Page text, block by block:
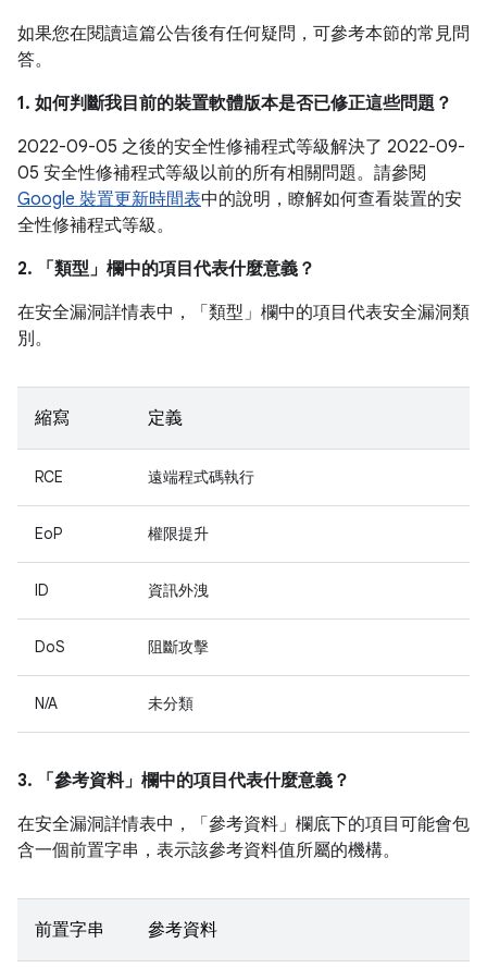
如果您在閱讀這篇公告後有任何疑問，可參考本節的常見問
答。
1. 如何判斷我目前的裝置軟體版本是否已修正這些問題？
2022-09-05 之後的安全性修補程式等級解決了 2022-09-
05 安全性修補程式等級以前的所有相關問題。請參閱
Google 裝置更新時間表中的說明，瞭解如何查看裝置的安
全性修補程式等級。
2. 「類型」 欄中的項目代表什麼意義？
在安全漏洞詳情表中，「類型」 欄中的項目代表安全漏洞類
別。
縮寫 定義
RCE 遠端程式碼執行
EoP 權限提升
ID 資訊外洩
DoS 阻斷攻擊
N/A 未分類
3. 「參考資料」 欄中的項目代表什麼意義？
在安全漏洞詳情表中，「參考資料」 欄底下的項目可能會包
含一個前置字串，表示該參考資料值所屬的機構。
前置字串 參考資料